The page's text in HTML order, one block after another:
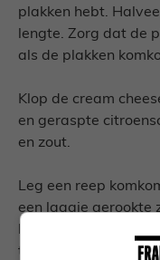
plakken hebt.
lengte. Zorg dat de
als de plakken
Klop de cream
en geraspte
en zout.
Leg een reep
een laagje gerookte
tot een rolletje. Druk